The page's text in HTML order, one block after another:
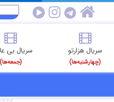
سریال هزارتو
(چهارشنبه‌ها)
سریال بی
(جمعه‌ها)